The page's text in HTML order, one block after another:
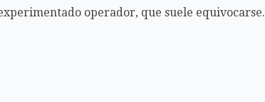
operador, que suele equivocarse.